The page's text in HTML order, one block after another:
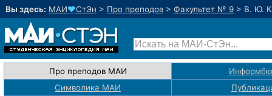
Вы здесь: МАИ♥СтЭн > Про преподов > Факультет № 9 > В. Ю.
Про преподов МАИ
Символика МАИ